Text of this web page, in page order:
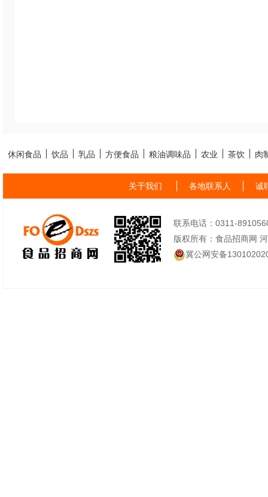
休闲食品 饮品 乳品 方便食品 粮油调味品 农业 茶饮 肉
关于我们 各地联系人 诚
联系电话：0311-
版权所有：食品招商网
冀公网安备